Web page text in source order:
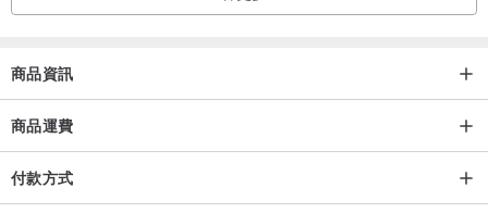
口袋：無
光澤感：無
適合季節：春、夏、秋
商品資訊
商品運費
付款方式